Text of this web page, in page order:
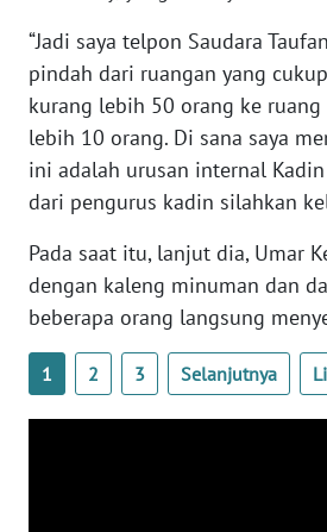
“Jadi saya telpon Saudara
pindah dari ruangan yang
kurang lebih 50 orang ke
lebih 10 orang. Di sana saya
ini adalah urusan internal
dari pengurus kadin silahkan
Pada saat itu, lanjut dia, Umar
dengan kaleng minuman dan
beberapa orang langsung
1 2 3 Selanjutnya
BANTEN
WN
NTT
WN
KEPRI
WN
PAPUA
PAPUA
BARAT